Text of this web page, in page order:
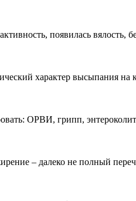
появилась вялость,
характер высыпания на
ОРВИ, грипп,
– далеко не полный